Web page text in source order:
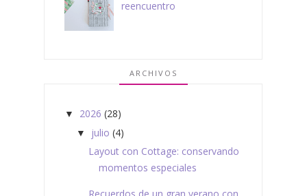
reencuentro
ARCHIVOS
▼ 2026 (28)
▼ julio (4)
Layout con Cottage: conservando
momentos especiales